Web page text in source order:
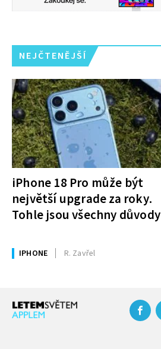
NEJČTENĚJŠÍ
iPhone 18 Pro může být
největší upgrade za roky.
Tohle jsou všechny důvody
IPHONE R. Zavřel